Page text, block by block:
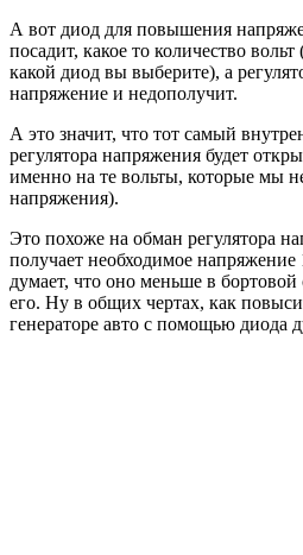
А вот диод для повышения
посадит, какое то количество
какой диод вы выберите), а
напряжение и недополучит.
А это значит, что тот самый
регулятора напряжения будет
именно на те вольты, которые мы
напряжения).
Это похоже на обман регулятора
получает необходимое напряжение
думает, что оно меньше в бортовой
его. Ну в общих чертах, как
генераторе авто с помощью диода